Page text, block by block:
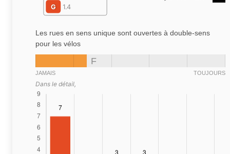
G
1.4
Les rues en sens unique sont ouvertes à double-sens
pour les vélos
F
JAMAIS TOUJOURS
Dans le détail,